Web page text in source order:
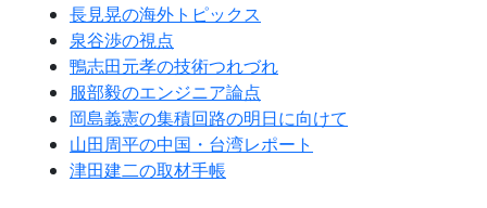
長見晃の海外トピックス
泉谷渉の視点
鴨志田元孝の技術つれづれ
服部毅のエンジニア論点
岡島義憲の集積回路の明日に向けて
山田周平の中国・台湾レポート
津田建二の取材手帳